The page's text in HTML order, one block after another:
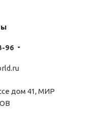
96
дом 41, МИР